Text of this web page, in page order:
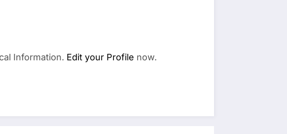
Information. Edit your Profile now.